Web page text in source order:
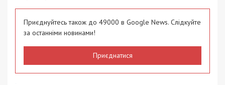
Приєднуйтесь також до 49000 в Google News. Слідкуйте
за останніми новинами!
Приєднатися